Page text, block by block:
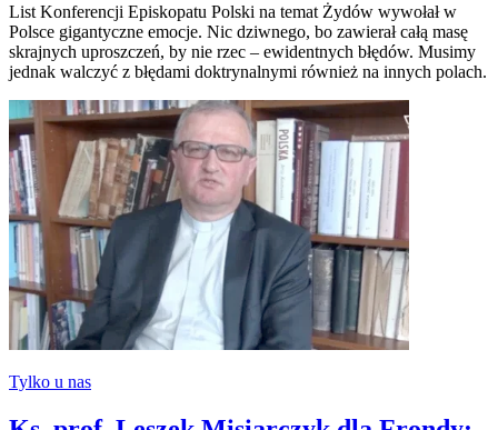
List Konferencji Episkopatu Polski na temat Żydów wywołał w
Polsce gigantyczne emocje. Nic dziwnego, bo zawierał całą masę
skrajnych uproszczeń, by nie rzec – ewidentnych błędów. Musimy
jednak walczyć z błędami doktrynalnymi również na innych polach.
Tylko u nas